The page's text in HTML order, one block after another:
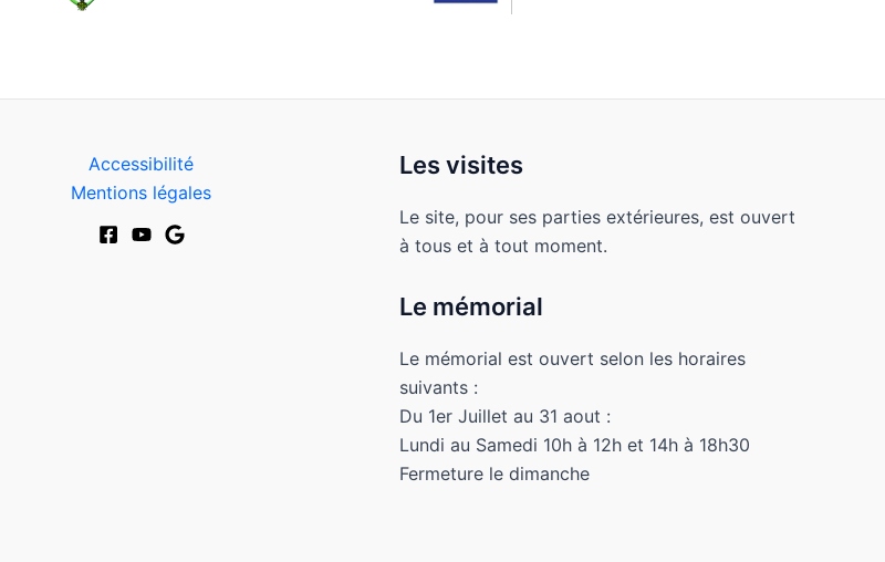
Accessibilité
Mentions légales
Les visites
Le site, pour ses parties extérieures, est ouvert
à tous et à tout moment.
Le mémorial
Le mémorial est ouvert selon les horaires
suivants :
Du 1er Juillet au 31 aout :
Lundi au Samedi 10h à 12h et 14h à 18h30
Fermeture le dimanche